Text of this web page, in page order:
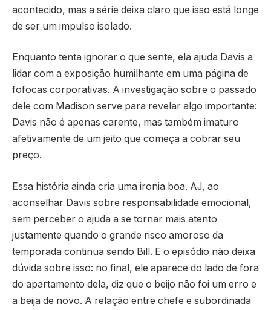
acontecido, mas a série deixa claro que isso está longe
de ser um impulso isolado.
Enquanto tenta ignorar o que sente, ela ajuda Davis a
lidar com a exposição humilhante em uma página de
fofocas corporativas. A investigação sobre o passado
dele com Madison serve para revelar algo importante:
Davis não é apenas carente, mas também imaturo
afetivamente de um jeito que começa a cobrar seu
preço.
Essa história ainda cria uma ironia boa. AJ, ao
aconselhar Davis sobre responsabilidade emocional,
sem perceber o ajuda a se tornar mais atento
justamente quando o grande risco amoroso da
temporada continua sendo Bill. E o episódio não deixa
dúvida sobre isso: no final, ele aparece do lado de fora
do apartamento dela, diz que o beijo não foi um erro e
a beija de novo. A relação entre chefe e subordinada